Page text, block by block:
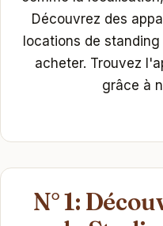
Découvrez des
locations de
acheter. Trouvez
grâce à
N° 1: